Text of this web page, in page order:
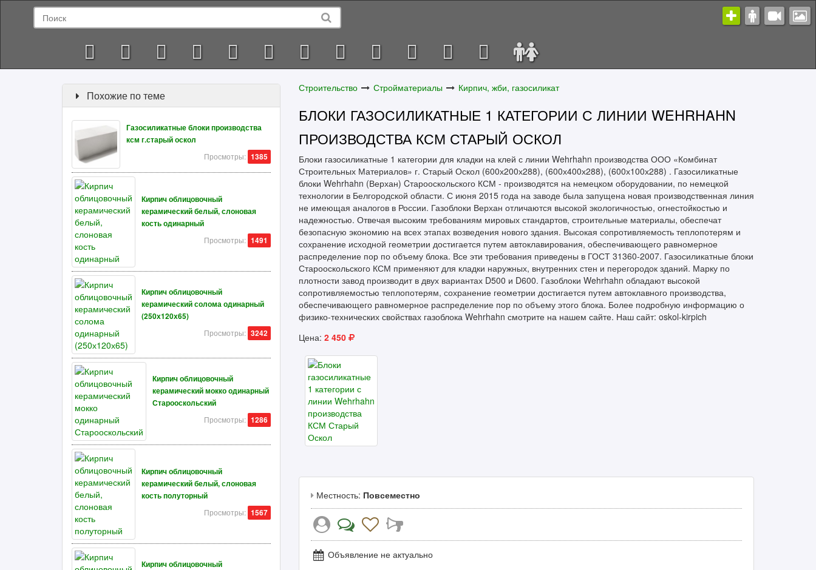
Строительство Стройматериалы Кирпич, жби, газосиликат
БЛОКИ ГАЗОСИЛИКАТНЫЕ 1 КАТЕГОРИИ С ЛИНИИ WEHRHAHN
ПРОИЗВОДСТВА КСМ СТАРЫЙ ОСКОЛ
Блоки газосиликатные 1 категории для кладки на клей с линии Wehrhahn производства ООО «Комбинат
Строительных Материалов» г. Старый Оскол (600х200х288), (600х400х288), (600х100х288) . Газосиликатные
блоки Wehrhahn (Верхан) Cтарооскольского КСМ - производятся на немецком оборудовании, по немецкой
технологии в Белгородской области. С июня 2015 года на заводе была запущена новая производственная линия
не имеющая аналогов в России. Газоблоки Верхан отличаются высокой экологичностью, огнестойкостью и
надежностью. Отвечая высоким требованиям мировых стандартов, строительные материалы, обеспечат
безопасную экономию на всех этапах возведения нового здания. Высокая сопротивляемость теплопотерям и
сохранение исходной геометрии достигается путем автоклавирования, обеспечивающего равномерное
распределение пор по объему блока. Все эти требования приведены в ГОСТ 31360-2007. Газосиликатные блоки
Старооскольского КСМ применяют для кладки наружных, внутренних стен и перегородок зданий. Марку по
плотности завод производит в двух вариантах D500 и D600. Газоблоки Wehrhahn обладают высокой
сопротивляемостью теплопотерям, сохранение геометрии достигается путем автоклавного производства,
обеспечивающего равномерное распределение пор по объему этого блока. Более подробную информацию о
физико-технических свойствах газоблока Wehrhahn смотрите на нашем сайте. Наш сайт: oskol-kirpich
Цена: 2 450
Местность: Повсеместно
Объявление не актуально
Похожие по теме
Газосиликатные блоки производства
ксм г.старый оскол
Просмотры: 1385
Кирпич облицовочный
керамический белый, слоновая
кость одинарный
Просмотры: 1491
Кирпич облицовочный
керамический солома одинарный
(250х120х65)
Просмотры: 3242
Кирпич облицовочный
керамический мокко одинарный
Старооскольский
Просмотры: 1286
Кирпич облицовочный
керамический белый, слоновая
кость полуторный
Просмотры: 1567
Кирпич облицовочный